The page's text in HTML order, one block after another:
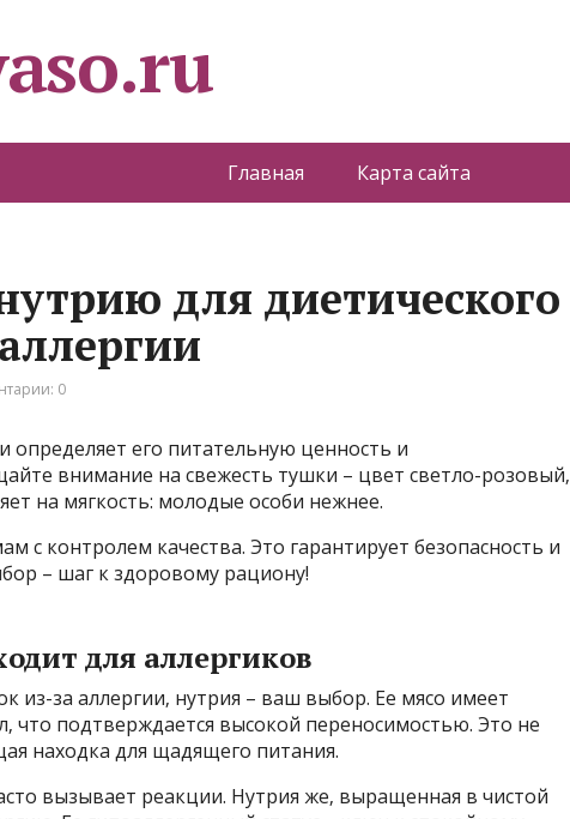
Главная Карта сайта
для диетического
0
его питательную ценность и
внимание на свежесть тушки – цвет светло-розовый‚
на мягкость: молодые особи нежнее.
с контролем качества. Это гарантирует безопасность и
– шаг к здоровому рациону!
для аллергиков
из-за аллергии‚ нутрия – ваш выбор. Ее мясо имеет
что подтверждается высокой переносимостью. Это не
находка для щадящего питания.
вызывает реакции. Нутрия же‚ выращенная в чистой